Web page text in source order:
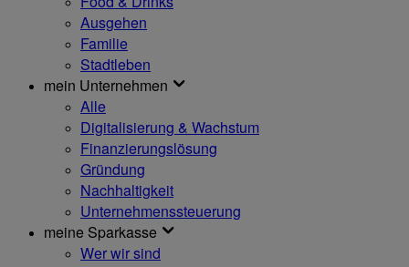
Ausgehen
Familie
Stadtleben
mein Unternehmen
Alle
Digitalisierung & Wachstum
Finanzierungslösung
Gründung
Nachhaltigkeit
Unternehmenssteuerung
meine Sparkasse
Wer wir sind